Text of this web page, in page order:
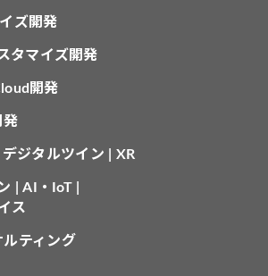
ズ開発
タマイズ開発
開発
発
ジタルツイン | XR
| AI・IoT |
ス
ティング